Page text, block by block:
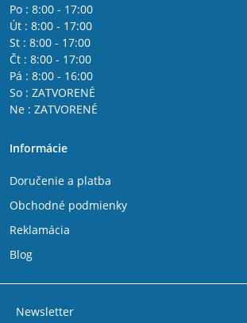
Po : 8:00 - 17:00
Út : 8:00 - 17:00
St : 8:00 - 17:00
Čt : 8:00 - 17:00
Pá : 8:00 - 16:00
So : ZATVORENÉ
Ne : ZATVORENÉ
Informácie
Doručenie a platba
Obchodné podmienky
Reklamácia
Blog
Newsletter